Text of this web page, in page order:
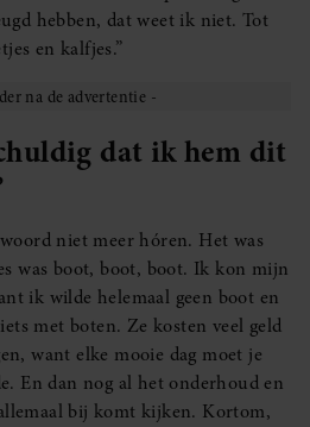
hebben, dat weet ik niet. Tot
en kalfjes.”
dat ik hem dit
niet meer hóren. Het was
was boot, boot, boot. Ik kon mijn
ik wilde helemaal geen boot en
met boten. Ze kosten veel geld
want elke mooie dag moet je
En dan nog al het onderhoud en
bij komt kijken. Kortom,